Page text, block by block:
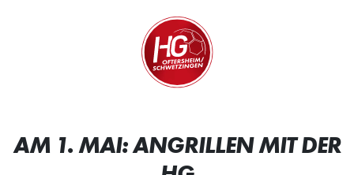
Zur Startseite
AM 1. MAI: ANGRILLEN MIT DER